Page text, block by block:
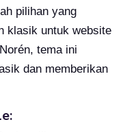
pilihan yang
klasik untuk website
tema ini
dan memberikan